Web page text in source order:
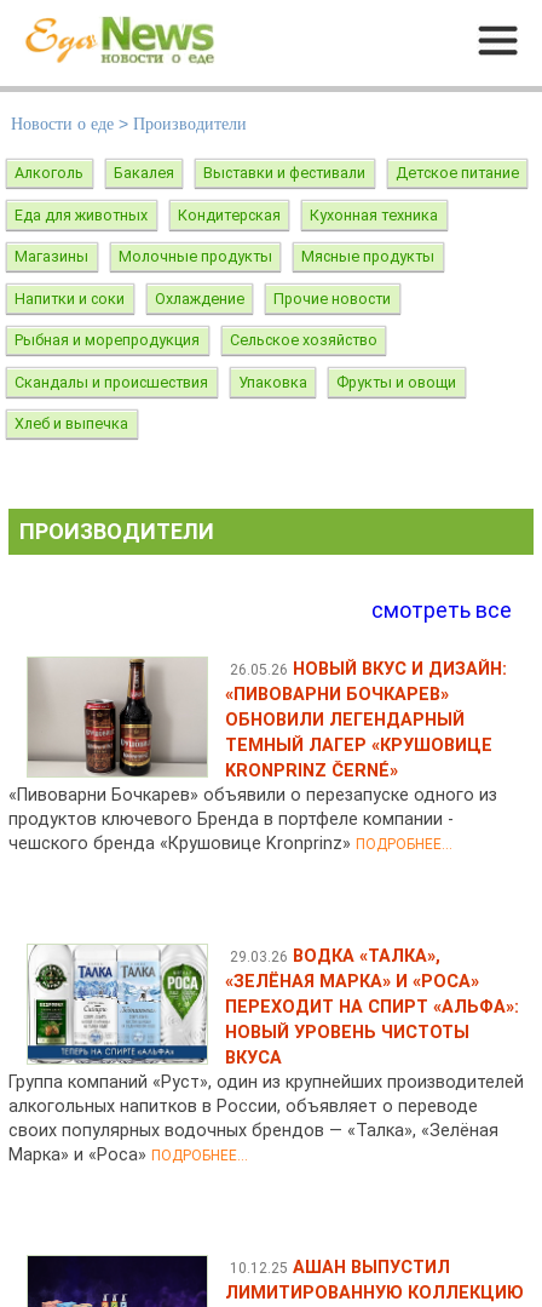
Меню
Новости о еде > Производители
Алкоголь Бакалея Выставки и фестивали Детское питание
Еда для животных Кондитерская Кухонная техника
Магазины Молочные продукты Мясные продукты
Напитки и соки Охлаждение Прочие новости
Рыбная и морепродукция Сельское хозяйство
Скандалы и происшествия Упаковка Фрукты и овощи
Хлеб и выпечка
ПРОИЗВОДИТЕЛИ
смотреть все
26.05.26 НОВЫЙ ВКУС И ДИЗАЙН:
«ПИВОВАРНИ БОЧКАРЕВ»
ОБНОВИЛИ ЛЕГЕНДАРНЫЙ
ТЕМНЫЙ ЛАГЕР «КРУШОВИЦЕ
KRONPRINZ ČERNÉ»
«Пивоварни Бочкарев» объявили о перезапуске одного из
продуктов ключевого Бренда в портфеле компании -
чешского бренда «Крушовице Kronprinz»ПОДРОБНЕЕ...
29.03.26 ВОДКА «ТАЛКА»,
«ЗЕЛЁНАЯ МАРКА» И «РОСА»
ПЕРЕХОДИТ НА СПИРТ «АЛЬФА»:
НОВЫЙ УРОВЕНЬ ЧИСТОТЫ
ВКУСА
Группа компаний «Руст», один из крупнейших производителей
алкогольных напитков в России, объявляет о переводе
своих популярных водочных брендов — «Талка», «Зелёная
Марка» и «Роса»ПОДРОБНЕЕ...
10.12.25 АШАН ВЫПУСТИЛ
ЛИМИТИРОВАННУЮ КОЛЛЕКЦИЮ